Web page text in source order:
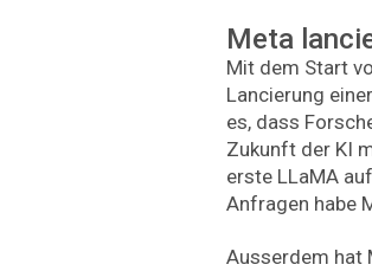
Meta
Mit dem Start
Lancierung
es, dass
Zukunft der KI
erste LLaMA
Anfragen habe
Ausserdem hat